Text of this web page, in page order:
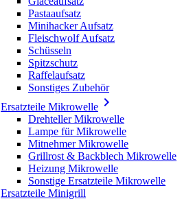
Pastaaufsatz
Minihacker Aufsatz
Fleischwolf Aufsatz
Schüsseln
Spitzschutz
Raffelaufsatz
Sonstiges Zubehör
Ersatzteile Mikrowelle 
Drehteller Mikrowelle
Lampe für Mikrowelle
Mitnehmer Mikrowelle
Grillrost & Backblech Mikrowelle
Heizung Mikrowelle
Sonstige Ersatzteile Mikrowelle
Ersatzteile Minigrill